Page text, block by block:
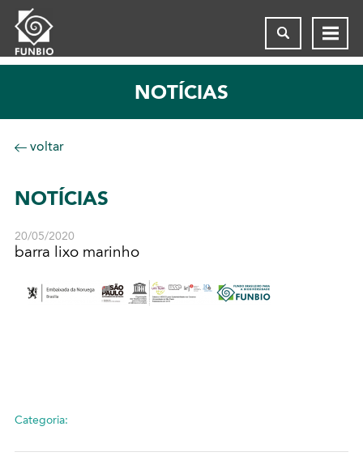
NOTÍCIAS
voltar
NOTÍCIAS
20/05/2020
barra lixo marinho
Categoria: